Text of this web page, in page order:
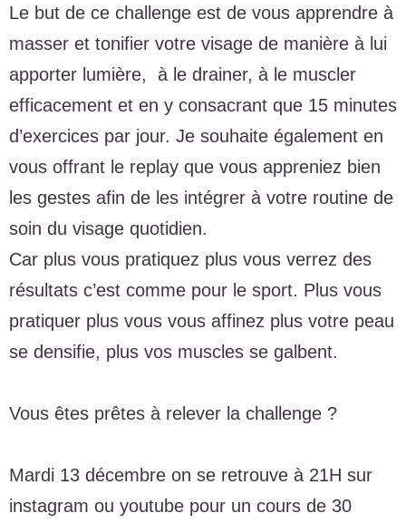
Le but de ce challenge est de vous apprendre à
masser et tonifier votre visage de manière à lui
apporter lumière, à le drainer, à le muscler
efficacement et en y consacrant que 15 minutes
d’exercices par jour. Je souhaite également en
vous offrant le replay que vous appreniez bien
les gestes afin de les intégrer à votre routine de
soin du visage quotidien.
Car plus vous pratiquez plus vous verrez des
résultats c’est comme pour le sport. Plus vous
pratiquer plus vous vous affinez plus votre peau
se densifie, plus vos muscles se galbent.
Vous êtes prêtes à relever la challenge ?
Mardi 13 décembre on se retrouve à 21H sur
instagram ou youtube pour un cours de 30